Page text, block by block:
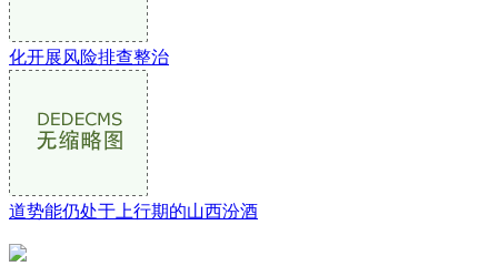
化开展风险排查整治
道势能仍处于上行期的山西汾酒